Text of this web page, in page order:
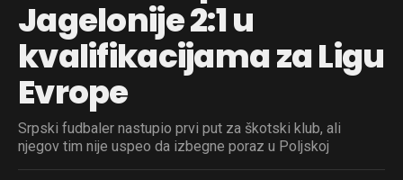
Jagelonije 2:1 u
kvalifikacijama za Ligu
Evrope
Srpski fudbaler nastupio prvi put za škotski klub, ali
njegov tim nije uspeo da izbegne poraz u Poljskoj